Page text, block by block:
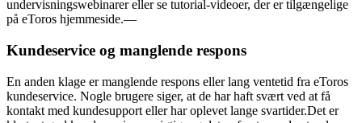
undervisningswebinarer eller se tutorial-videoer, der er tilgængelige
på eToros hjemmeside.—
Kundeservice og manglende respons
En anden klage er manglende respons eller lang ventetid fra eToros
kundeservice. Nogle brugere siger, at de har haft svært ved at få
kontakt med kundesupport eller har oplevet lange svartider.Det er